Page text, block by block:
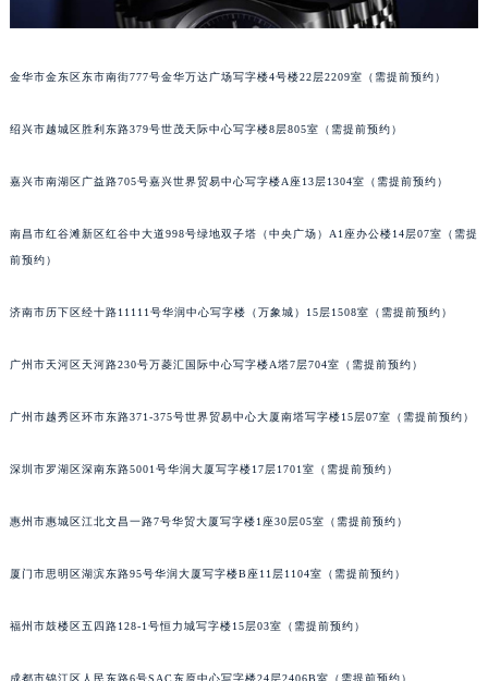
金华市金东区东市南街777号金华万达广场写字楼4号楼22层2209室（需提前预约）
绍兴市越城区胜利东路379号世茂天际中心写字楼8层805室（需提前预约）
嘉兴市南湖区广益路705号嘉兴世界贸易中心写字楼A座13层1304室（需提前预约）
南昌市红谷滩新区红谷中大道998号绿地双子塔（中央广场）A1座办公楼14层07室（需提
前预约）
济南市历下区经十路11111号华润中心写字楼（万象城）15层1508室（需提前预约）
广州市天河区天河路230号万菱汇国际中心写字楼A塔7层704室（需提前预约）
广州市越秀区环市东路371-375号世界贸易中心大厦南塔写字楼15层07室（需提前预约）
深圳市罗湖区深南东路5001号华润大厦写字楼17层1701室（需提前预约）
惠州市惠城区江北文昌一路7号华贸大厦写字楼1座30层05室（需提前预约）
厦门市思明区湖滨东路95号华润大厦写字楼B座11层1104室（需提前预约）
福州市鼓楼区五四路128-1号恒力城写字楼15层03室（需提前预约）